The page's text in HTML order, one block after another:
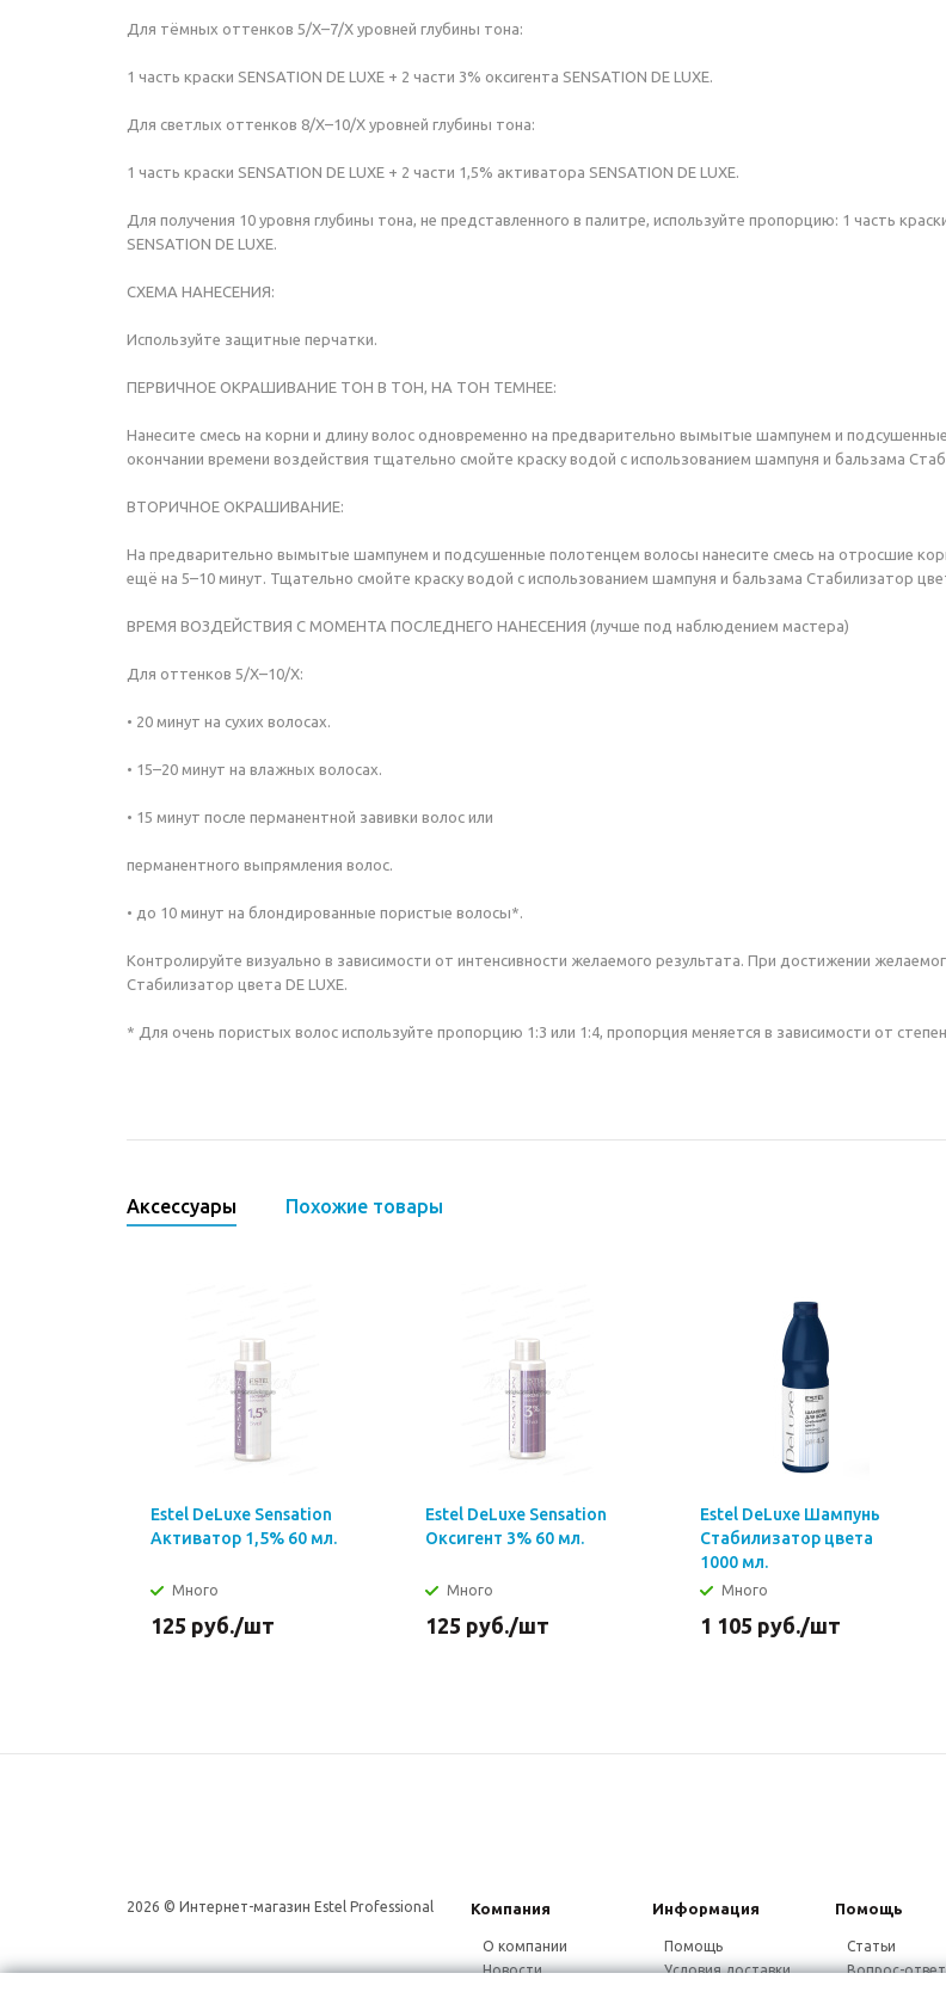
Для тёмных оттенков 5/Х–7/Х уровней глубины тона:
1 часть краски SENSATION DE LUXE + 2 части 3% оксигента SENSATION DE LUXE.
Для светлых оттенков 8/Х–10/Х уровней глубины тона:
1 часть краски SENSATION DE LUXE + 2 части 1,5% активатора SENSATION DE LUXE.
Для получения 10 уровня глубины тона, не представленного в палитре, используйте пропорцию: 1 часть
SENSATION DE LUXE.
СХЕМА НАНЕСЕНИЯ:
Используйте защитные перчатки.
ПЕРВИЧНОЕ ОКРАШИВАНИЕ ТОН В ТОН, НА ТОН ТЕМНЕЕ:
Нанесите смесь на корни и длину волос одновременно на предварительно вымытые шампунем и
окончании времени воздействия тщательно смойте краску водой с использованием шампуня и бальзама
ВТОРИЧНОЕ ОКРАШИВАНИЕ:
На предварительно вымытые шампунем и подсушенные полотенцем волосы нанесите смесь на отросшие
ещё на 5–10 минут. Тщательно смойте краску водой с использованием шампуня и бальзама Стабилизатор
ВРЕМЯ ВОЗДЕЙСТВИЯ С МОМЕНТА ПОСЛЕДНЕГО НАНЕСЕНИЯ (лучше под наблюдением мастера)
Для оттенков 5/Х–10/Х:
• 20 минут на сухих волосах.
• 15–20 минут на влажных волосах.
• 15 минут после перманентной завивки волос или
перманентного выпрямления волос.
• до 10 минут на блондированные пористые волосы*.
Контролируйте визуально в зависимости от интенсивности желаемого результата. При достижении
Стабилизатор цвета DE LUXE.
* Для очень пористых волос используйте пропорцию 1:3 или 1:4, пропорция меняется в зависимости от
Аксессуары Похожие товары
Estel DeLuxe Sensation
Активатор 1,5% 60 мл.
Много
125 руб./шт
Estel DeLuxe Sensation
Оксигент 3% 60 мл.
Много
125 руб./шт
Estel DeLuxe Шампунь
Стабилизатор цвета
1000 мл.
Много
1 105 руб./шт
2026 © Интернет-магазин Estel Professional Компания Информация Помощь
О компании
Новости
Помощь
Условия доставки
Статьи
Вопрос-ответ